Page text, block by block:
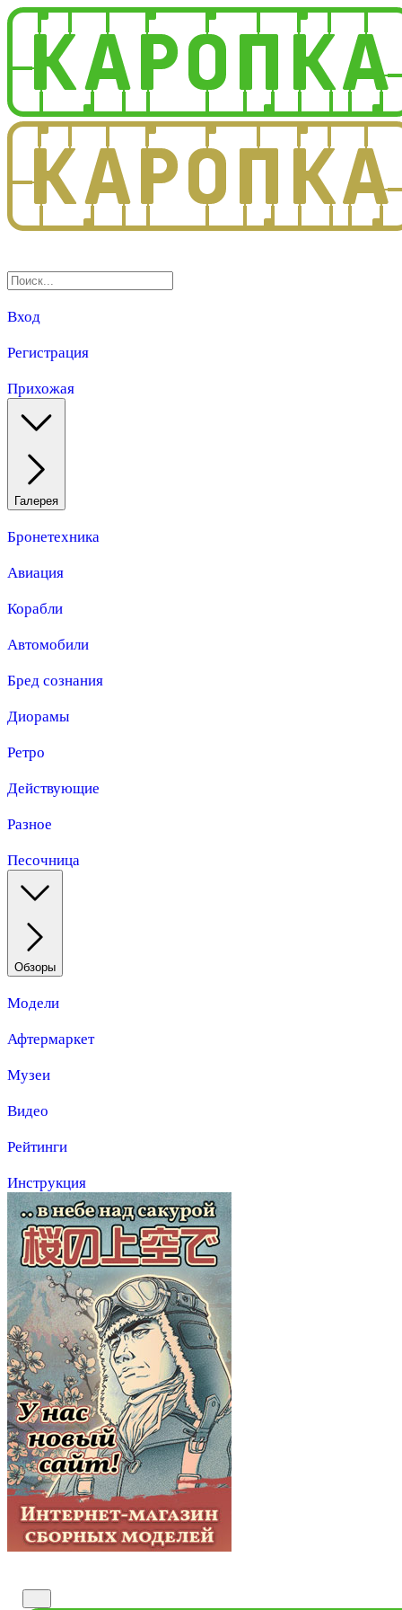
Вход
Регистрация
Прихожая
Галерея
Бронетехника
Авиация
Корабли
Автомобили
Бред сознания
Диорамы
Ретро
Действующие
Разное
Песочница
Обзоры
Модели
Афтермаркет
Музеи
Видео
Рейтинги
Инструкция